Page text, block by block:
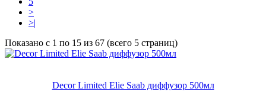
>
>|
Показано с 1 по 15 из 67 (всего 5 страниц)
Decor Limited Elie Saab диффузор 500мл